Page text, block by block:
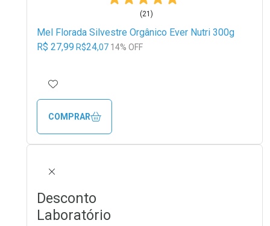
(21)
Mel Florada Silvestre Orgânico Ever Nutri 300g
R$ 27,99 R$24,07 14% OFF
ADICIONAR AOS FAVORITOS
COMPRAR
FECHAR
Desconto
Laboratório